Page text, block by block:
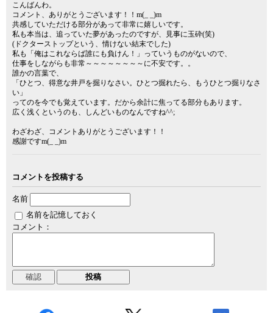
こんばんわ。
コメント、ありがとうございます！！m(_ _)m
共感していただける部分があって非常に嬉しいです。
私も本当は、追っていた夢があったのですが、見事に玉砕(笑)
(ドクターストップという、情けない結末でした)
私も「俺はこれならば誰にも負けん！」っていうものがないので、
仕事をしながらも非常～～～～～～～～に不安です。。
誰かの言葉で、
「ひとつ、得意な井戸を掘りなさい。ひとつ掘れたら、もうひとつ掘りなさ
い」
ってのを今でも覚えています。だから余計に焦ってる部分もあります。
広く浅くというのも、しんどいものなんですね^^;
わざわざ、コメントありがとうございます！！
感謝ですm(_ _)m
コメントを投稿する
名前
名前を記憶しておく
コメント：